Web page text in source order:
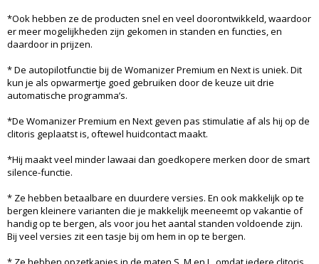
*Ook hebben ze de producten snel en veel doorontwikkeld, waardoor
er meer mogelijkheden zijn gekomen in standen en functies, en
daardoor in prijzen.
* De autopilotfunctie bij de Womanizer Premium en Next is uniek. Dit
kun je als opwarmertje goed gebruiken door de keuze uit drie
automatische programma’s.
*De Womanizer Premium en Next geven pas stimulatie af als hij op de
clitoris geplaatst is, oftewel huidcontact maakt.
*Hij maakt veel minder lawaai dan goedkopere merken door de smart
silence-functie.
* Ze hebben betaalbare en duurdere versies. En ook makkelijk op te
bergen kleinere varianten die je makkelijk meeneemt op vakantie of
handig op te bergen, als voor jou het aantal standen voldoende zijn.
Bij veel versies zit een tasje bij om hem in op te bergen.